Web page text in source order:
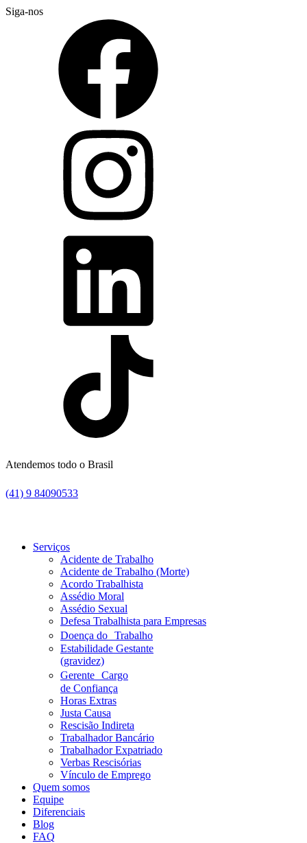
Siga-nos
Atendemos todo o Brasil
(41) 9 84090533
Serviços
Acidente de Trabalho
Acidente de Trabalho (Morte)
Acordo Trabalhista
Assédio Moral
Assédio Sexual
Defesa Trabalhista para Empresas
Doença do Trabalho
Estabilidade Gestante
(gravidez)
Gerente Cargo
de Confiança
Horas Extras
Justa Causa
Rescisão Indireta
Trabalhador Bancário
Trabalhador Expatriado
Verbas Rescisórias
Vínculo de Emprego
Quem somos
Equipe
Diferenciais
Blog
FAQ